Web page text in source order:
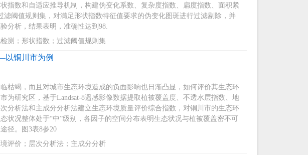
指数和自适应推导机制，构建伪变化系数、复杂度指数、扁度指数、面积紧
阈值规则集，对满足形状指数特征值要求的伪变化图斑进行过滤剔除，并
分析，结果表明，准确性达到98.
测；形状指数；过滤阈值规则集
以铜川市为例
枯竭，而且对城市生态环境造成的负面影响也日渐凸显，如何评价其生态环
为研究区，基于Landsat-8遥感影像数据提取植被覆盖度、不透水层指数、地
分析法和主成分分析法建立生态环境质量评价综合指数，对铜川市的生态环
状况整体处于“中”级别，各因子的空间分布表明生态状况与植被覆盖密不可
径。图3表8参20
评价；层次分析法；主成分分析